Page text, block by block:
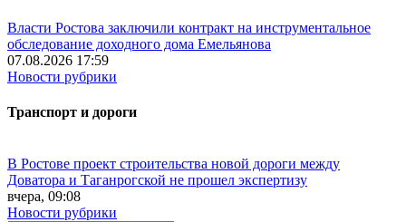
Власти Ростова заключили контракт на инструментальное
обследование доходного дома Емельянова
07.08.2026 17:59
Новости рубрики
Транспорт и дороги
В Ростове проект строительства новой дороги между
Доватора и Таганрогской не прошел экспертизу
вчера, 09:08
Новости рубрики